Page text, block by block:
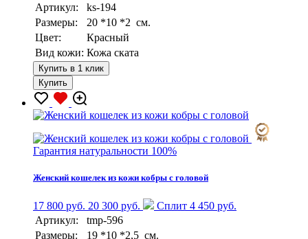
Артикул:
ks-194
Размеры:
20 *10 *2 см.
Цвет:
Красный
Вид кожи: Кожа ската
Купить в 1 клик
Купить
Гарантия натуральности 100%
Женский кошелек из кожи кобры с головой
17 800 руб. 20 300 руб.
Сплит 4 450 руб.
Артикул:
tmp-596
Размеры:
19 *10 *2,5 см.